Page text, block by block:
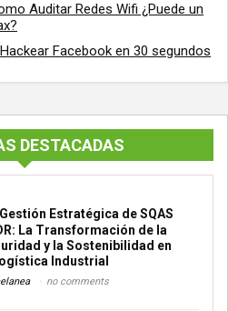
Auditar Redes Wifi ¿Puede un
Facebook en 30 segundos
DESTACADAS
Gestión Estratégica de SQAS
La Transformación de la
y la Sostenibilidad en
Industrial
no comments